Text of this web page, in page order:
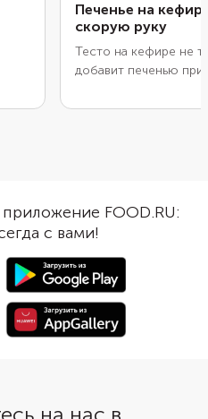
Печенье на
скорую руку
Тесто на кефире не
добавит печенью
более мягкой и
сама выпечка
хрустящей снаружи и
внутри.
FOOD.RU:
с вами!